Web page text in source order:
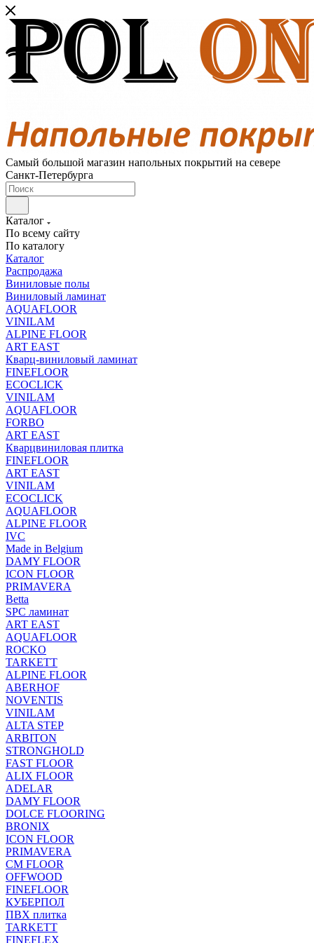
Самый большой магазин напольных покрытий на севере
Санкт-Петербурга
Каталог
По всему сайту
По каталогу
Каталог
Распродажа
Виниловые полы
Виниловый ламинат
AQUAFLOOR
VINILAM
ALPINE FLOOR
ART EAST
Кварц-виниловый ламинат
FINEFLOOR
ECOCLICK
VINILAM
AQUAFLOOR
FORBO
ART EAST
Кварцвиниловая плитка
FINEFLOOR
ART EAST
VINILAM
ECOCLICK
AQUAFLOOR
ALPINE FLOOR
IVC
Made in Belgium
DAMY FLOOR
ICON FLOOR
PRIMAVERA
Betta
SPC ламинат
ART EAST
AQUAFLOOR
ROCKO
TARKETT
ALPINE FLOOR
ABERHOF
NOVENTIS
VINILAM
ALTA STEP
ARBITON
STRONGHOLD
FAST FLOOR
ALIX FLOOR
ADELAR
DAMY FLOOR
DOLCE FLOORING
BRONIX
ICON FLOOR
PRIMAVERA
CM FLOOR
OFFWOOD
FINEFLOOR
КУБЕРПОЛ
ПВХ плитка
TARKETT
FINEFLEX